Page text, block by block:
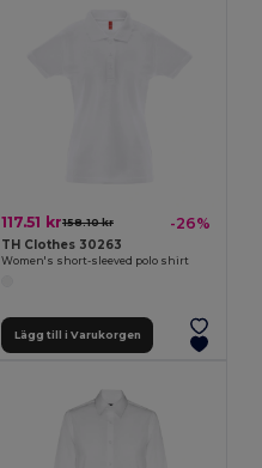
117.51 kr158.10 kr -26%
TH Clothes 30263
Women's short-sleeved polo shirt
Lägg till i Varukorgen